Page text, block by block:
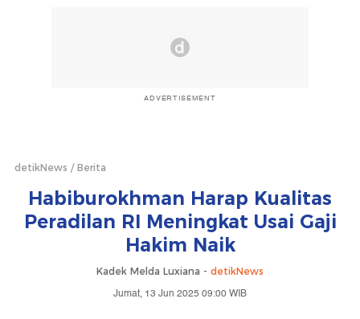
ADVERTISEMENT
detikNews Berita
Habiburokhman Harap Kualitas
Peradilan RI Meningkat Usai Gaji
Hakim Naik
Kadek Melda Luxiana - detikNews
Jumat, 13 Jun 2025 09:00 WIB